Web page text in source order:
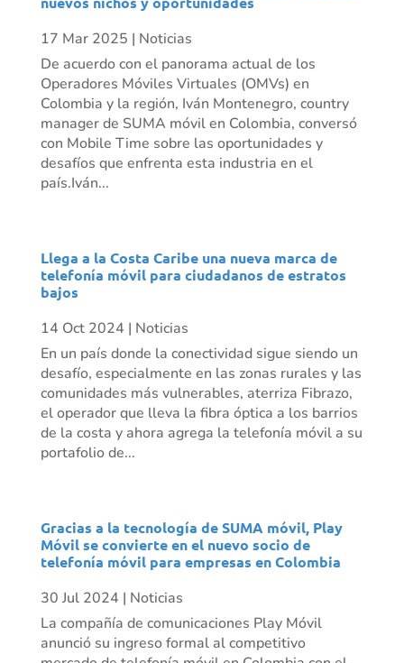
17 Mar 2025 | Noticias
De acuerdo con el panorama actual de los
Operadores Móviles Virtuales (OMVs) en
Colombia y la región, Iván Montenegro, country
manager de SUMA móvil en Colombia, conversó
con Mobile Time sobre las oportunidades y
desafíos que enfrenta esta industria en el
país.Iván...
Llega a la Costa Caribe una nueva marca de
telefonía móvil para ciudadanos de estratos
bajos
14 Oct 2024 | Noticias
En un país donde la conectividad sigue siendo un
desafío, especialmente en las zonas rurales y las
comunidades más vulnerables, aterriza Fibrazo,
el operador que lleva la fibra óptica a los barrios
de la costa y ahora agrega la telefonía móvil a su
portafolio de...
Gracias a la tecnología de SUMA móvil, Play
Móvil se convierte en el nuevo socio de
telefonía móvil para empresas en Colombia
30 Jul 2024 | Noticias
La compañía de comunicaciones Play Móvil
anunció su ingreso formal al competitivo